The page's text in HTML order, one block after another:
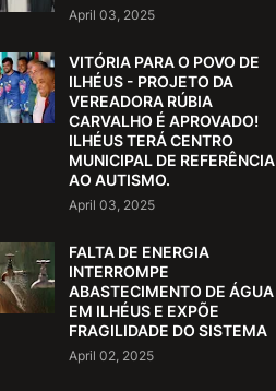
April 03, 2025
VITÓRIA PARA O POVO DE
ILHÉUS - PROJETO DA
VEREADORA RÚBIA
CARVALHO É APROVADO!
ILHÉUS TERÁ CENTRO
MUNICIPAL DE REFERÊNCIA
AO AUTISMO.
April 03, 2025
FALTA DE ENERGIA
INTERROMPE
ABASTECIMENTO DE ÁGUA
EM ILHÉUS E EXPÕE
FRAGILIDADE DO SISTEMA
April 02, 2025